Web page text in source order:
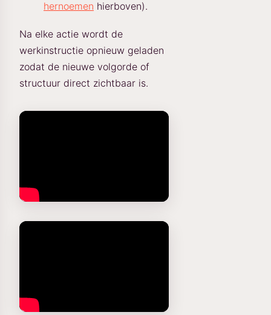
hernoemen hierboven).
Na elke actie wordt de
werkinstructie opnieuw geladen
zodat de nieuwe volgorde of
structuur direct zichtbaar is.